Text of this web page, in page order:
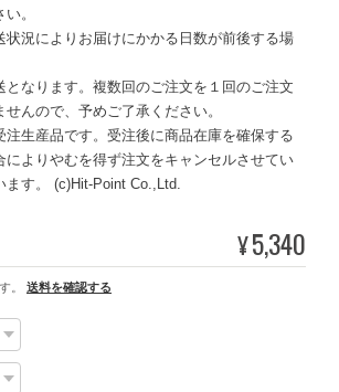
。
況によりお届けにかかる日数が前後する場
なります。複数回のご注文を１回のご注文
んので、予めご了承ください。
生産品です。受注後に商品在庫を確保する
によりやむを得ず注文をキャンセルさせてい
ます。 (c)Hit-Point Co.,Ltd.
¥5,340
。 送料を確認する